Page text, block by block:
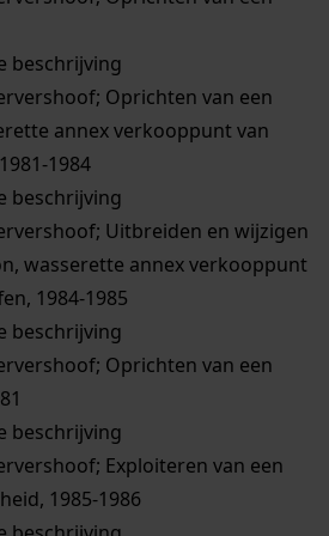
beschrijving
Oprichten van een
annex verkooppunt van
1984
beschrijving
Uitbreiden en wijzigen
wasserette annex verkooppunt
1984-1985
beschrijving
Oprichten van een
beschrijving
Exploiteren van een
1985-1986